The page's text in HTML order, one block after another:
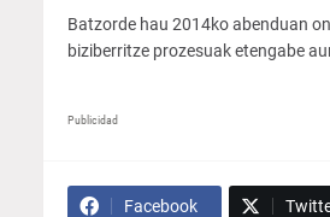
Batzorde hau 2014ko abenduan
biziberritze prozesuak etengabe
Publicidad
Facebook